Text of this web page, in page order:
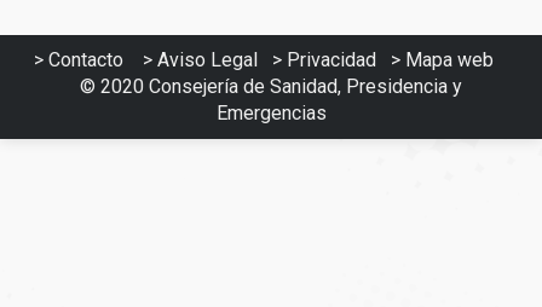
> Contacto > Aviso Legal > Privacidad > Mapa web
© 2020 Consejería de Sanidad, Presidencia y
Emergencias